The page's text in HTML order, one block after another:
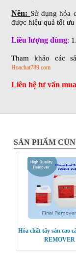
Nên: Sử dụng hóa
được hiệu quả tối ưu
Liều lượng dùng:
Tham khảo các
Hoachat789.com
Liên hệ tư vấn
SẢN PHẨM
Hóa chất tẩy sàn cao
REMOVER